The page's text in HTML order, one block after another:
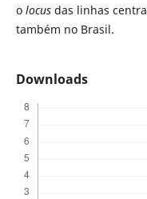
o locusdas linhas
também no Brasil.
Downloads